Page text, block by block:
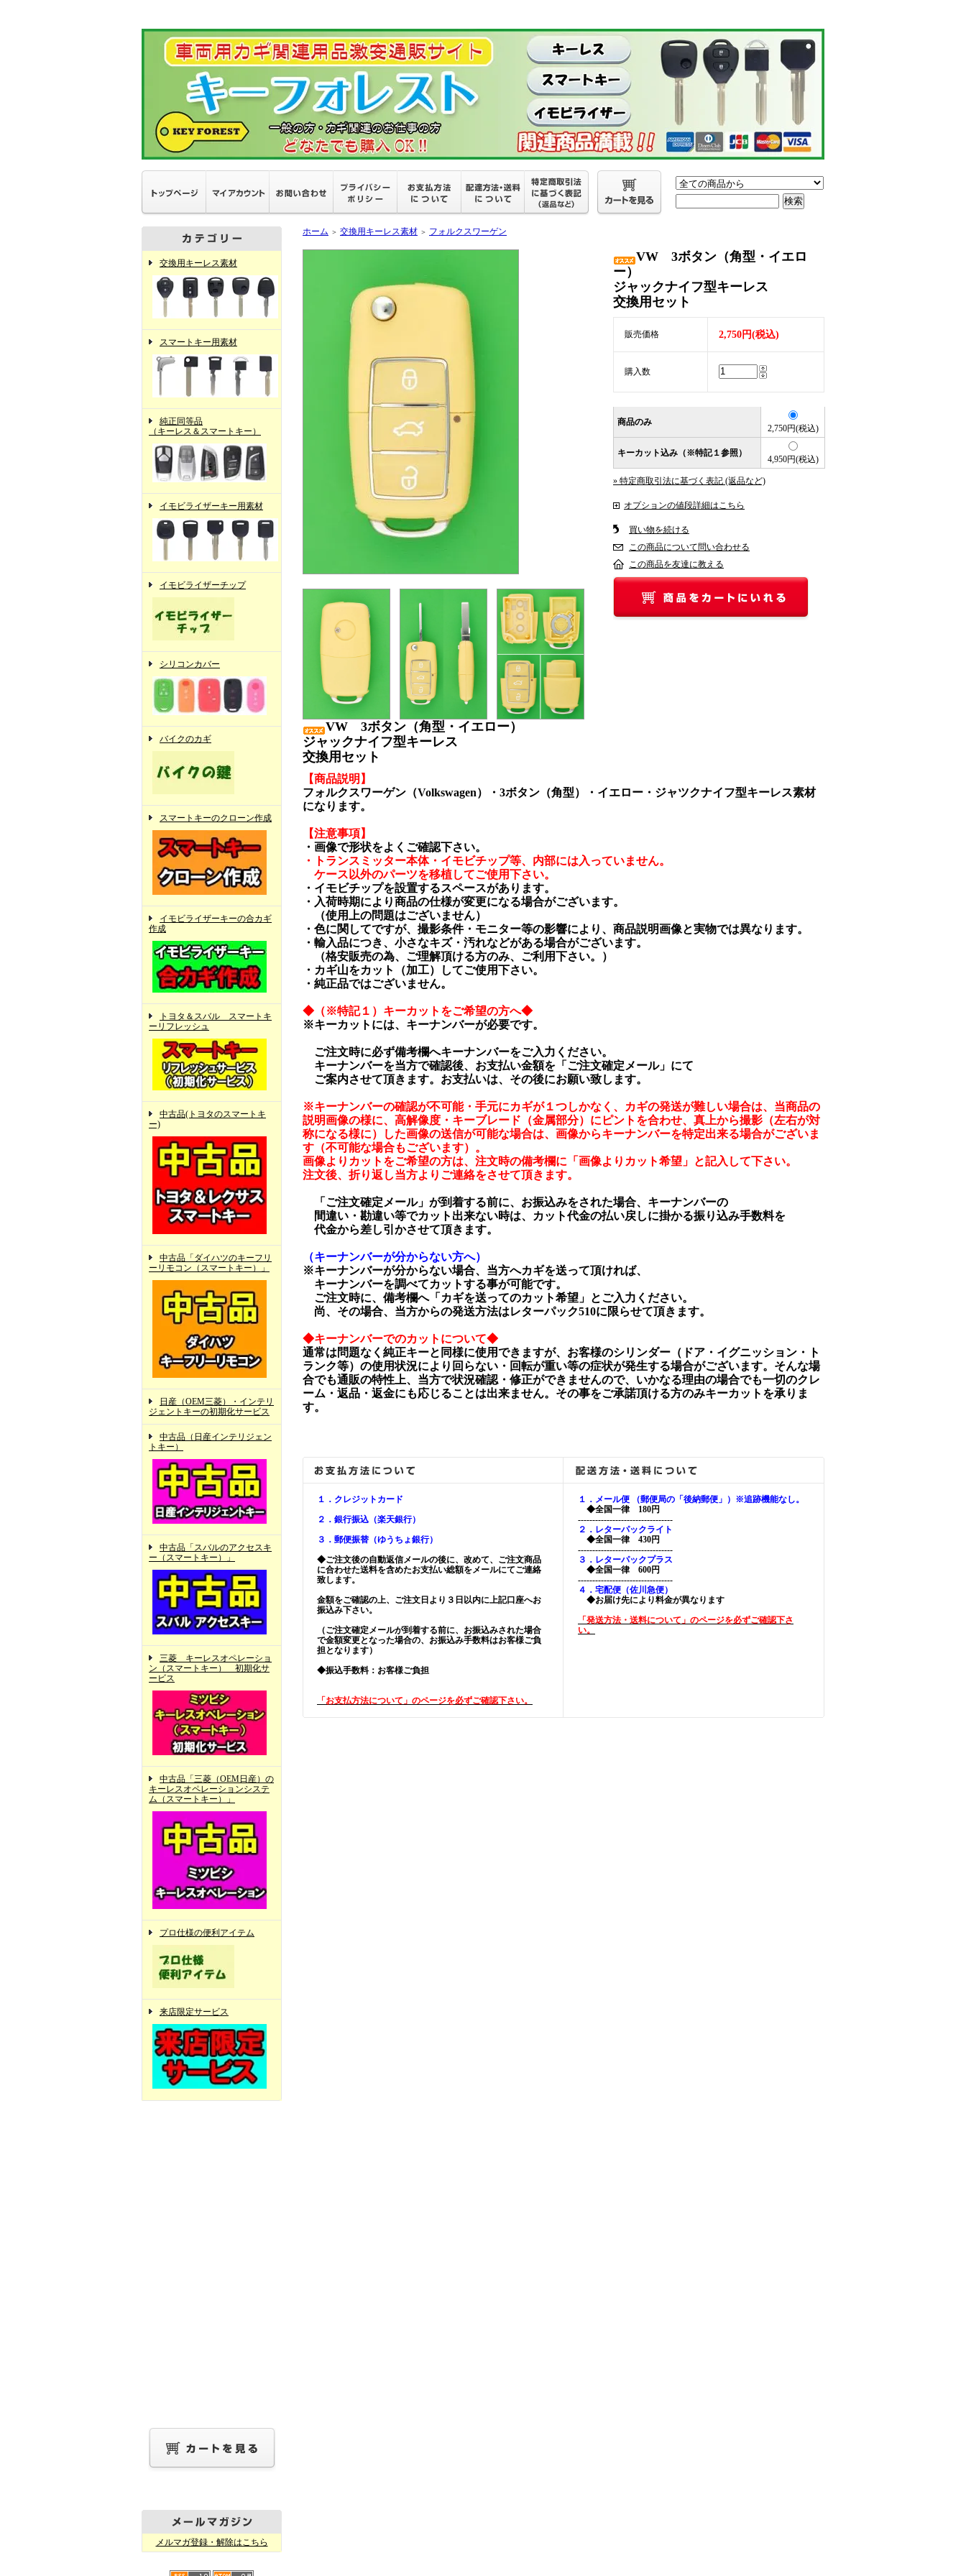
交換用キーレス素材
スマートキー用素材
純正同等品
（キーレス＆スマートキー）
イモビライザーキー用素材
イモビライザーチップ
シリコンカバー
バイクのカギ
スマートキーのクローン作成
イモビライザーキーの合カギ
作成
トヨタ＆スバル スマートキ
ーリフレッシュ
中古品(トヨタのスマートキ
ー)
中古品「ダイハツのキーフリ
ーリモコン（スマートキー）」
日産（OEM三菱）・インテリ
ジェントキーの初期化サービス
中古品（日産インテリジェン
トキー）
中古品「スバルのアクセスキ
ー（スマートキー）」
三菱 キーレスオペレーショ
ン（スマートキー） 初期化サ
ービス
中古品「三菱（OEM日産）の
キーレスオペレーションシステ
ム（スマートキー）」
プロ仕様の便利アイテム
来店限定サービス
メルマガ登録・解除はこちら
ホーム ＞ 交換用キーレス素材 ＞ フォルクスワーゲン
VW 3ボタン（角型・イエロ
ー）
ジャックナイフ型キーレス
交換用セット
販売価格 2,750円(税込)
購入数
商品のみ
2,750円(税込)
キーカット込み（※特記１参照）
4,950円(税込)
» 特定商取引法に基づく表記 (返品など)
オプションの値段詳細はこちら
買い物を続ける
この商品について問い合わせる
この商品を友達に教える
VW 3ボタン（角型・イエロー）
ジャックナイフ型キーレス
交換用セット
【商品説明】
フォルクスワーゲン（Volkswagen）・3ボタン（角型）・イエロー・ジャツクナイフ型キーレス素材
になります。
【注意事項】
・画像で形状をよくご確認下さい。
・トランスミッター本体・イモビチップ等、内部には入っていません。
ケース以外のパーツを移植してご使用下さい。
・イモビチップを設置するスペースがあります。
・入荷時期により商品の仕様が変更になる場合がございます。
（使用上の問題はございません）
・色に関してですが、撮影条件・モニター等の影響により、商品説明画像と実物では異なります。
・輸入品につき、小さなキズ・汚れなどがある場合がございます。
（格安販売の為、ご理解頂ける方のみ、ご利用下さい。）
・カギ山をカット（加工）してご使用下さい。
・純正品ではございません。
◆（※特記１）キーカットをご希望の方へ◆
※キーカットには、キーナンバーが必要です。
ご注文時に必ず備考欄へキーナンバーをご入力ください。
キーナンバーを当方で確認後、お支払い金額を「ご注文確定メール」にて
ご案内させて頂きます。お支払いは、その後にお願い致します。
※キーナンバーの確認が不可能・手元にカギが１つしかなく、カギの発送が難しい場合は、当商品の
説明画像の様に、高解像度・キーブレード（金属部分）にピントを合わせ、真上から撮影（左右が対
称になる様に）した画像の送信が可能な場合は、画像からキーナンバーを特定出来る場合がございま
す（不可能な場合もございます）。
画像よりカットをご希望の方は、注文時の備考欄に「画像よりカット希望」と記入して下さい。
注文後、折り返し当方よりご連絡をさせて頂きます。
「ご注文確定メール」が到着する前に、お振込みをされた場合、キーナンバーの
間違い・勘違い等でカット出来ない時は、カット代金の払い戻しに掛かる振り込み手数料を
代金から差し引かさせて頂きます。
（キーナンバーが分からない方へ）
※キーナンバーが分からない場合、当方へカギを送って頂ければ、
キーナンバーを調べてカットする事が可能です。
ご注文時に、備考欄へ「カギを送ってのカット希望」とご入力ください。
尚、その場合、当方からの発送方法はレターパック510に限らせて頂きます。
◆キーナンバーでのカットについて◆
通常は問題なく純正キーと同様に使用できますが、お客様のシリンダー（ドア・イグニッション・ト
ランク等）の使用状況により回らない・回転が重い等の症状が発生する場合がございます。そんな場
合でも通販の特性上、当方で状況確認・修正ができませんので、いかなる理由の場合でも一切のクレ
ーム・返品・返金にも応じることは出来ません。その事をご承諾頂ける方のみキーカットを承りま
す。
１．クレジットカード
２．銀行振込（楽天銀行）
３．郵便振替（ゆうちょ銀行）
◆ご注文後の自動返信メールの後に、改めて、ご注文商品
に合わせた送料を含めたお支払い総額をメールにてご連絡
致します。
金額をご確認の上、ご注文日より３日以内に上記口座へお
振込み下さい。
（ご注文確定メールが到着する前に、お振込みされた場合
で金額変更となった場合の、お振込み手数料はお客様ご負
担となります）
◆振込手数料：お客様ご負担
「お支払方法について」のページを必ずご確認下さい。
１．メール便 （郵便局の「後納郵便」）※追跡機能なし。
◆全国一律 180円
---------------------------------
２．レターパックライト
◆全国一律 430円
---------------------------------
３．レターパックプラス
◆全国一律 600円
---------------------------------
４．宅配便（佐川急便）
◆お届け先により料金が異なります
「発送方法・送料について」のページを必ずご確認下さ
い。